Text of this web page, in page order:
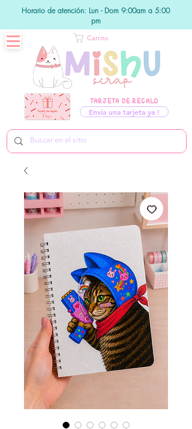
Horario de atención: Lun - Dom 9:00am a 5:00
pm
TARJETA DE REGALO
Envía una tarjeta ya !
Carrito